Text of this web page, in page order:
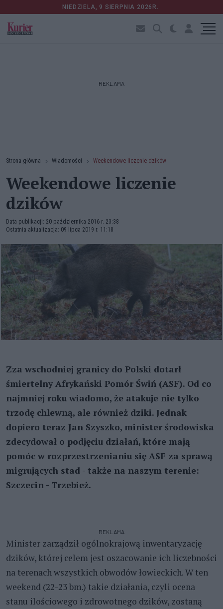
NIEDZIELA, 9 SIERPNIA 2026R.
REKLAMA
Strona główna Wiadomości Weekendowe liczenie dzików
Weekendowe liczenie
dzików
Data publikacji: 20 października 2016 r. 23:38
Ostatnia aktualizacja: 09 lipca 2019 r. 11:18
Zza wschodniej granicy do Polski dotarł
śmiertelny Afrykański Pomór Świń (ASF). Od co
najmniej roku wiadomo, że atakuje nie tylko
trzodę chlewną, ale również dziki. Jednak
dopiero teraz Jan Szyszko, minister środowiska
zdecydował o podjęciu działań, które mają
pomóc w rozprzestrzenianiu się ASF za sprawą
migrujących stad - także na naszym terenie:
Szczecin - Trzebież.
REKLAMA
Minister zarządził ogólnokrajową inwentaryzację
dzików, której celem jest oszacowanie ich liczebności
na terenach wszystkich obwodów łowieckich. W ten
weekend (22-23 bm.) takie działania, czyli ocena
stanu ilościowego i zdrowotnego dzików, zostaną